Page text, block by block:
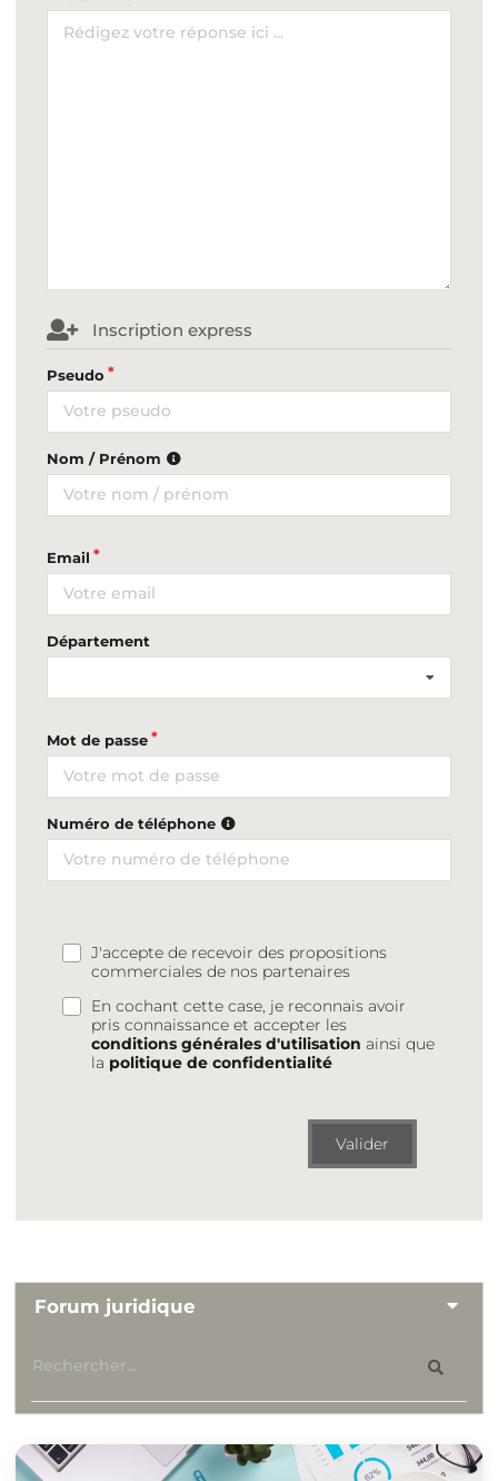
Inscription express
Pseudo
Nom / Prénom
Email
Département
Mot de passe
Numéro de téléphone
J'accepte de recevoir des propositions
commerciales de nos partenaires
En cochant cette case, je reconnais avoir
pris connaissance et accepter les
conditions générales d'utilisation ainsi que
la politique de confidentialité
Valider
Forum juridique